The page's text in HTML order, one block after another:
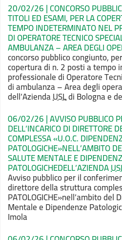
20/02/26 | CONCORSO
TITOLI ED ESAMI, PER LA
TEMPO INDETERMINATO NEL
DI OPERATORE TECNICO
AMBULANZA – AREA DEGLI
concorso pubblico congiunto,
copertura di n. 2 posti a
professionale di Operatore
di ambulanza – Area degli
dell’AziendaUSLdi Bologna e
06/02/26 | AVVISO PUBBLICO
DELL’INCARICO DI DIRETTORE
COMPLESSA «U.O.C.
PATOLOGICHE»NELL’AMBITO
SALUTE MENTALE E
PATOLOGICHEDELL’AZIENDA
Avviso pubblico per il
direttore della struttura
PATOLOGICHE»nell’ambito del
Mentale e Dipendenze
Imola